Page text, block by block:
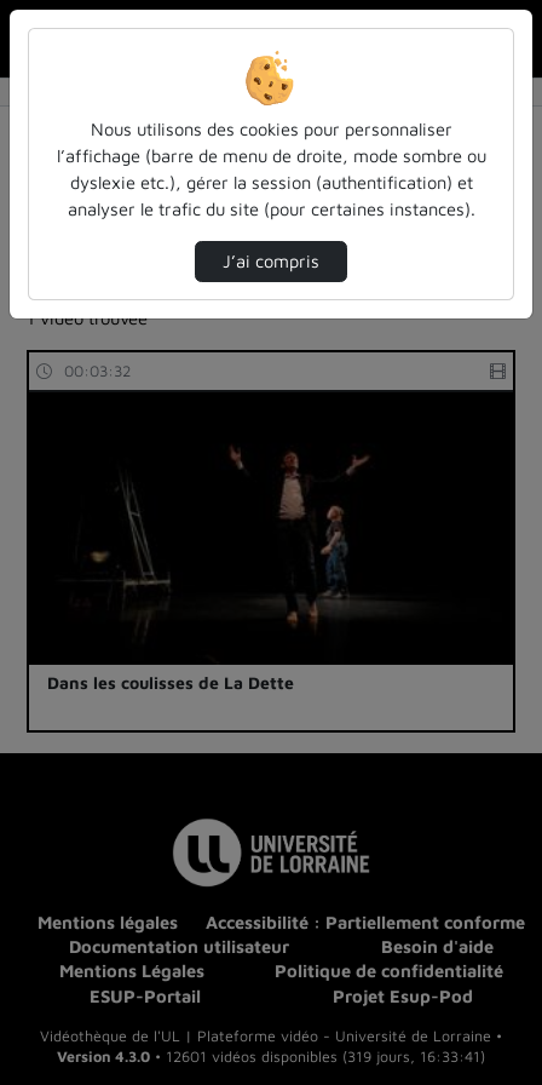
Résultats de la recherche
Filtres actifs (cliquer pour en retirer) :
reportages
sdun-videos-en-ligne
sdun-videos-en-ligne
budget
economie
sdun-videos-en-ligne
1 vidéo trouvée
00:03:32
Dans les coulisses de La Dette
Mentions légales
Accessibilité : Partiellement conforme
Documentation utilisateur
Besoin d'aide
Mentions Légales
Politique de confidentialité
ESUP-Portail
Projet Esup-Pod
Vidéothèque de l'UL | Plateforme vidéo - Université de Lorraine •
Version 4.3.0 • 12601 vidéos disponibles (319 jours, 16:33:41)
Nous utilisons des cookies pour personnaliser
l’affichage (barre de menu de droite, mode sombre ou
dyslexie etc.), gérer la session (authentification) et
analyser le trafic du site (pour certaines instances).
J’ai compris